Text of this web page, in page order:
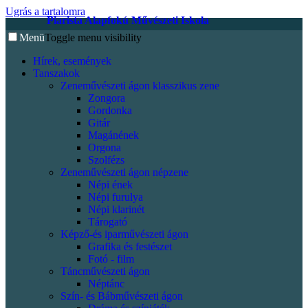
Ugrás a tartalomra
Piarista Alapfokú Művészeti Iskola
MenüToggle menu visibility
Hírek, események
Tanszakok
Zeneművészeti ágon klasszikus zene
Zongora
Gordonka
Gitár
Magánének
Orgona
Szolfézs
Zeneművészeti ágon népzene
Népi ének
Népi furulya
Népi klarinét
Tárogató
Képző-és iparművészeti ágon
Grafika és festészet
Fotó - film
Táncművészeti ágon
Néptánc
Szín- és Bábművészeti ágon